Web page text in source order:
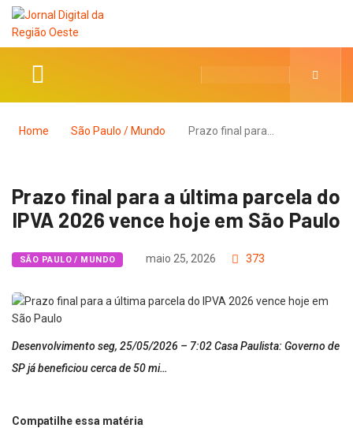
Home São Paulo / Mundo Prazo final para…
Prazo final para a última parcela do
IPVA 2026 vence hoje em São Paulo
SÃO PAULO / MUNDO maio 25, 2026 373
Desenvolvimento seg, 25/05/2026 – 7:02 Casa Paulista: Governo de
SP já beneficiou cerca de 50 mi…
Compatilhe essa matéria